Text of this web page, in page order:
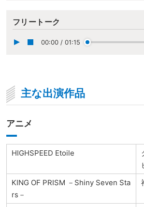
フリートーク
00:00 / 01:15
主な出演作品
アニメ
HIGHSPEED Etoile
KING OF PRISM －Shiny Seven Sta
rs－